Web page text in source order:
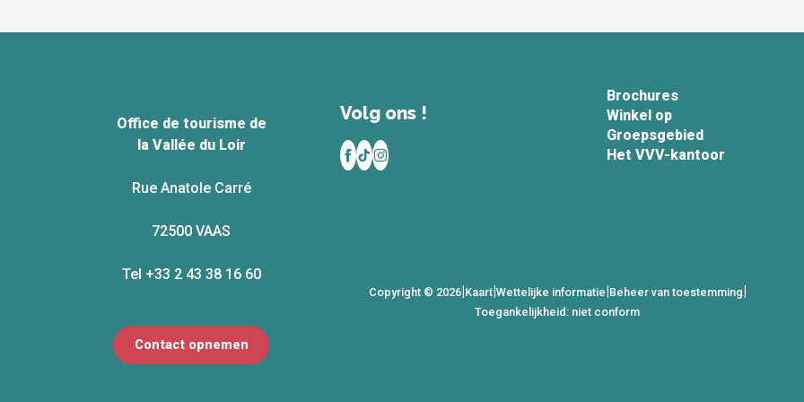
Office de tourisme de
la Vallée du Loir
Rue Anatole Carré
72500 VAAS
Tel +33 2 43 38 16 60
Contact opnemen
Volg ons !
Brochures
Winkel op
Groepsgebied
Het VVV-kantoor
Copyright © 2026| Kaart| Wettelijke informatie Beheer van toestemming
Toegankelijkheid: niet conform